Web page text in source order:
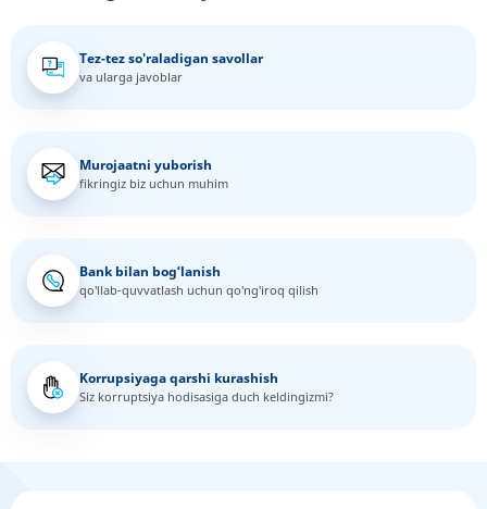
Tez-tez so'raladigan savollar
va ularga javoblar
Murojaatni yuborish
fikringiz biz uchun muhim
Bank bilan bog‘lanish
qo'llab-quvvatlash uchun qo'ng'iroq qilish
Korrupsiyaga qarshi kurashish
Siz korruptsiya hodisasiga duch keldingizmi?